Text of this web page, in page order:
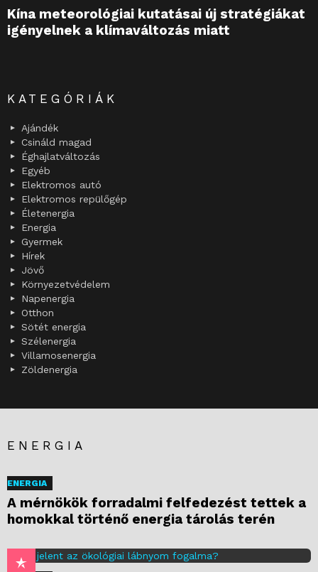
Kína meteorológiai kutatásai új stratégiákat
igényelnek a klímaváltozás miatt
KATEGÓRIÁK
Ajándék
Csináld magad
Éghajlatváltozás
Egyéb
Elektromos autó
Elektromos repülőgép
Életenergia
Energia
Gyermek
Hírek
Jövő
Környezetvédelem
Napenergia
Otthon
Sötét energia
Szélenergia
Villamosenergia
Zöldenergia
ENERGIA
ENERGIA
A mérnökök forradalmi felfedezést tettek a
homokkal történő energia tárolás terén